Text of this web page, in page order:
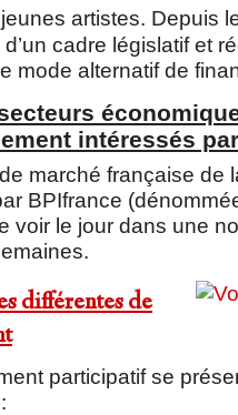
artistes. Depuis
d’un cadre législatif et
mode alternatif de
intéressés
marché française de
BPIfrance
voir le jour dans une
différentes de
participatif se